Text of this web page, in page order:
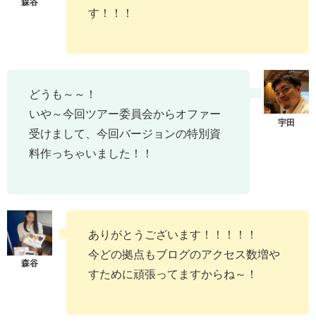
す！！！
どうも～～！
いや～今回ツアー委員会からオファー
受けまして、今回バージョンの特別資
料作っちゃいました！！
ありがとうございます！！！！！
今どの拠点もブログのアクセス数増や
すために頑張ってますからね～！